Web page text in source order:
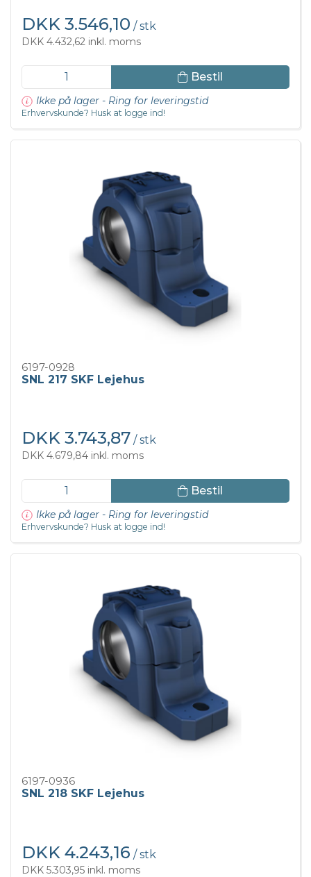
DKK 3.546,10 / stk
DKK 4.432,62 inkl. moms
Bestil
Ikke på lager - Ring for leveringstid
Erhvervskunde? Husk at logge ind!
6197-0928
SNL 217 SKF Lejehus
DKK 3.743,87 / stk
DKK 4.679,84 inkl. moms
Bestil
Ikke på lager - Ring for leveringstid
Erhvervskunde? Husk at logge ind!
6197-0936
SNL 218 SKF Lejehus
DKK 4.243,16 / stk
DKK 5.303,95 inkl. moms